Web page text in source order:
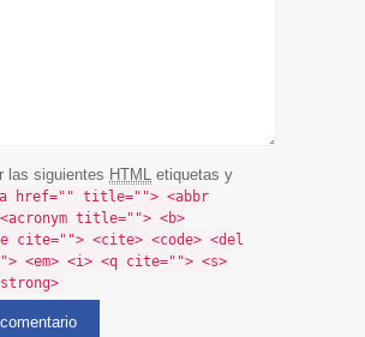
las siguientes HTML
etiquetas y
href="" title=""> <abbr
title=""> <b>
cite=""> <cite> <code> <del
<em> <i> <q cite=""> <s>